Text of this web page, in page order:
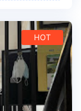
HOT